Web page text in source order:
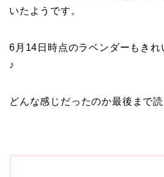
いたようです。
6月14日時点のラベンダーもきれ
♪
どんな感じだったのか最後まで読